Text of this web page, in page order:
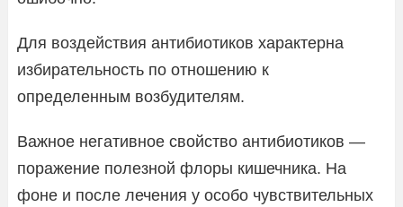
Для воздействия антибиотиков характерна
избирательность по отношению к
определенным возбудителям.
Важное негативное свойство антибиотиков —
поражение полезной флоры кишечника. На
фоне и после лечения у особо чувствительных